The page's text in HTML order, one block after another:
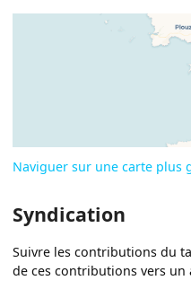
Naviguer sur une carte plus
Syndication
Suivre les contributions du
de ces contributions vers